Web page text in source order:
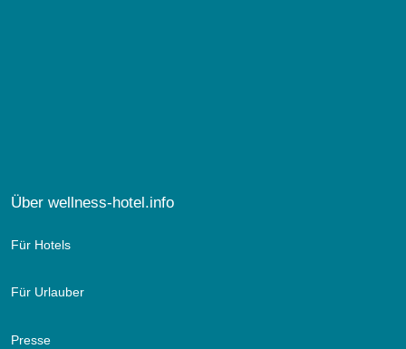
Über wellness-hotel.info
Für Hotels
Für Urlauber
Presse